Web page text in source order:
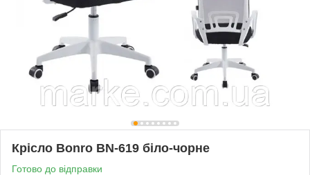
Крісло Bonro BN-619 біло-чорне
Готово до відправки